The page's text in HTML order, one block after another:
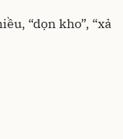
“dọn kho”, “xả